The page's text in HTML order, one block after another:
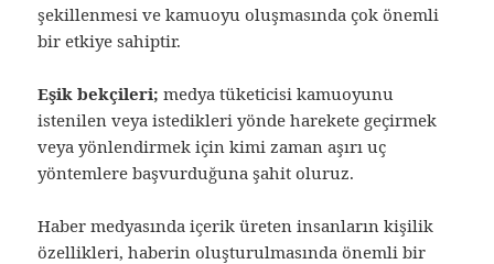
şekillenmesi ve kamuoyu oluşmasında çok önemli
bir etkiye sahiptir.
Eşik bekçileri; medya tüketicisi kamuoyunu
istenilen veya istedikleri yönde harekete geçirmek
veya yönlendirmek için kimi zaman aşırı uç
yöntemlere başvurduğuna şahit oluruz.
Haber medyasında içerik üreten insanların kişilik
özellikleri, haberin oluşturulmasında önemli bir